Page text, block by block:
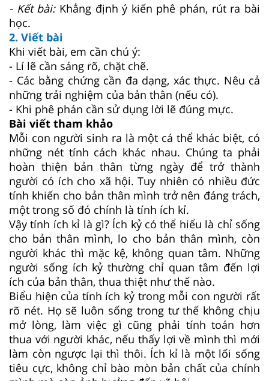
- Kết bài:Khẳng định ý kiến phê phán, rút ra bài
học.
2. Viết bài
Khi viết bài, em cần chú ý:
- Lí lẽ cần sáng rõ, chặt chẽ.
- Các bằng chứng cần đa dạng, xác thực. Nêu cả
những trải nghiệm của bản thân (nếu có).
- Khi phê phán cần sử dụng lời lẽ đúng mực.
Bài viết tham khảo
Mỗi con người sinh ra là một cá thể khác biệt, có
những nét tính cách khác nhau. Chúng ta phải
hoàn thiện bản thân từng ngày để trở thành
người có ích cho xã hội. Tuy nhiên có nhiều đức
tính khiến cho bản thân mình trở nên đáng trách,
một trong số đó chính là tính ích kỉ.
Vậy tính ích kỉ là gì? Ích kỷ có thể hiểu là chỉ sống
cho bản thân mình, lo cho bản thân mình, còn
người khác thì mặc kệ, không quan tâm. Những
người sống ích kỷ thường chỉ quan tâm đến lợi
ích của bản thân, thua thiệt như thế nào.
Biểu hiện của tính ích kỷ trong mỗi con người rất
rõ nét. Họ sẽ luôn sống trong tư thế không chịu
mở lòng, làm việc gì cũng phải tính toán hơn
thua với người khác, nếu thấy lợi về mình thì mới
làm còn ngược lại thì thôi. Ích kỉ là một lối sống
tiêu cực, không chỉ bào mòn bản chất của chính